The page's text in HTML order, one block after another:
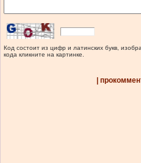
Код состоит из цифр и латинских букв,
кода кликните на картинке.
|